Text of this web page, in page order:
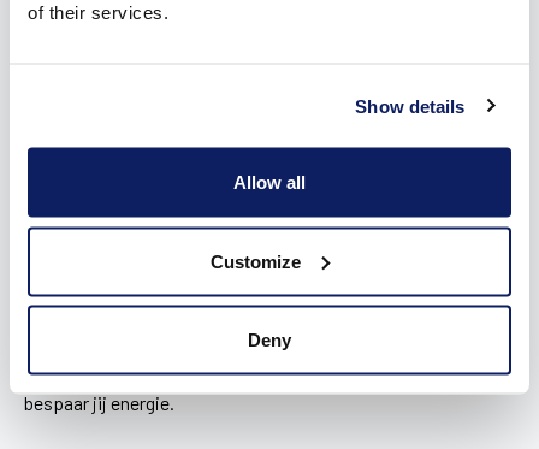
of their services.
Show details
Allow all
Customize
Deny
De ShutterX®: energiezuinige rolluiken in
Gaasbeek
waardoor er warmteverlies optreedt. Ze nemen namelijk
isolatie weg op de plaats waar de kast zit. De
plaatst in dit weggehaalde stuk isolatie een composiet
profiel, waarop een luchtdichte folie wordt gelegd. Er is zo
geen sprake van een bouwknoop. Doordat het systeem
bovendien doeltreffend temperatuurverschillen opvangt,
bespaar jij energie.